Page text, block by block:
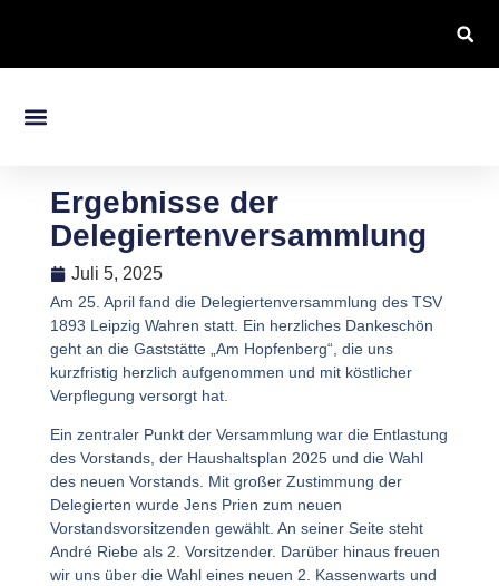
Ergebnisse der
Delegiertenversammlung
Juli 5, 2025
Am 25. April fand die Delegiertenversammlung des TSV
1893 Leipzig Wahren statt. Ein herzliches Dankeschön
geht an die Gaststätte „Am Hopfenberg“, die uns
kurzfristig herzlich aufgenommen und mit köstlicher
Verpflegung versorgt hat.
Ein zentraler Punkt der Versammlung war die Entlastung
des Vorstands, der Haushaltsplan 2025 und die Wahl
des neuen Vorstands. Mit großer Zustimmung der
Delegierten wurde Jens Prien zum neuen
Vorstandsvorsitzenden gewählt. An seiner Seite steht
André Riebe als 2. Vorsitzender. Darüber hinaus freuen
wir uns über die Wahl eines neuen 2. Kassenwarts und